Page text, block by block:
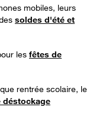
mobiles, leurs
soldes d'été et
les fêtes de
rentrée scolaire, le
déstockage